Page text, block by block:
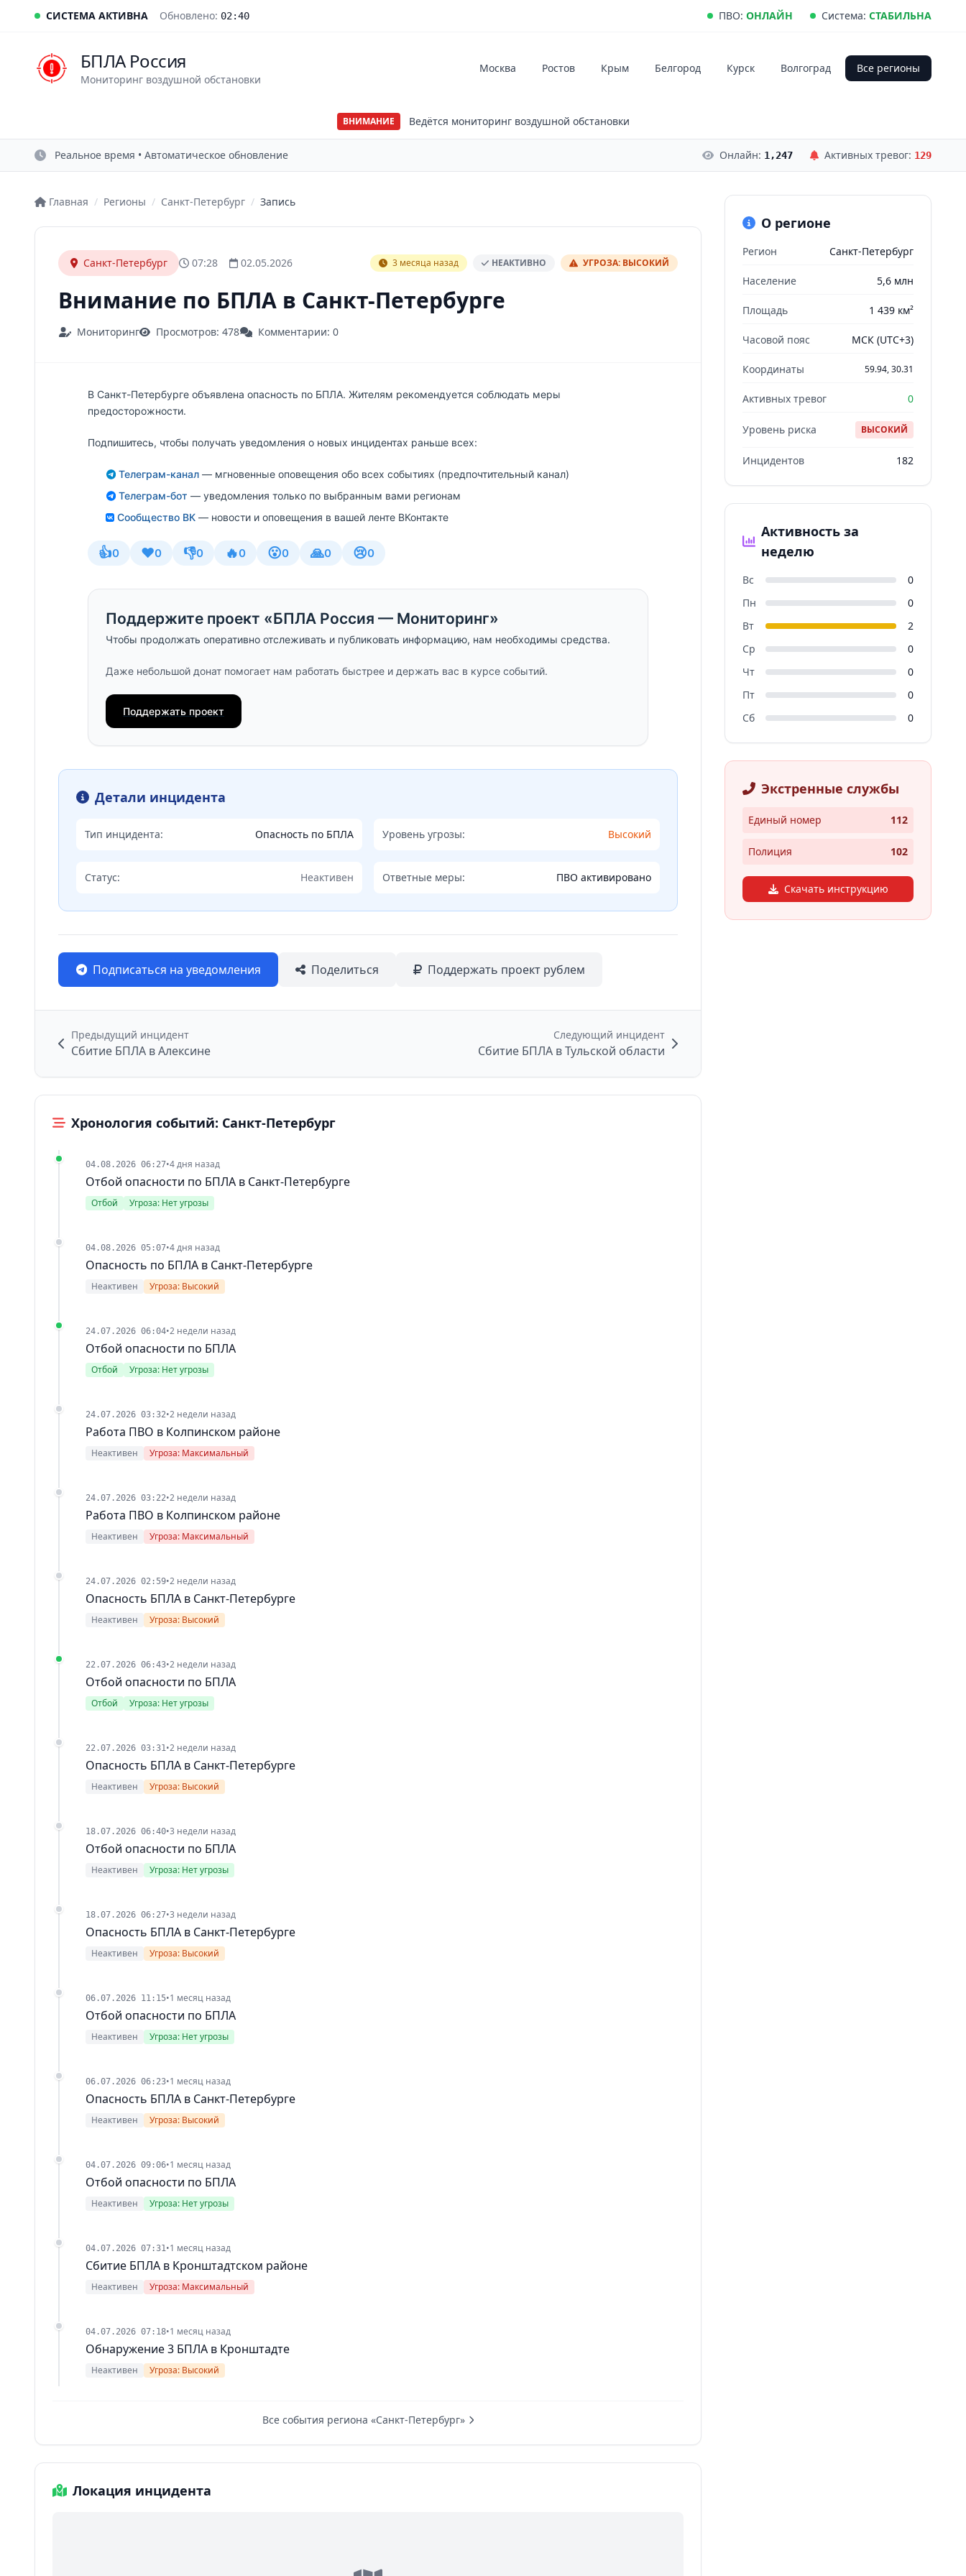
СИСТЕМА АКТИВНА Обновлено: 02:40 ПВО: ОНЛАЙН Система: СТАБИЛЬНА
БПЛА Россия
Мониторинг воздушной обстановки
Москва Ростов Крым Белгород Курск Волгоград Все регионы
ВНИМАНИЕ Ведётся мониторинг воздушной обстановки
Реальное время • Автоматическое обновление Онлайн: 1,247 Активных тревог: 129
Главная / Регионы / Санкт-Петербург / Запись
Санкт-Петербург 07:28 02.05.2026 3 месяца назад НЕАКТИВНО УГРОЗА: ВЫСОКИЙ
Внимание по БПЛА в Санкт-Петербурге
Мониторинг Просмотров: 478 Комментарии: 0
В Санкт-Петербурге объявлена опасность по БПЛА. Жителям рекомендуется соблюдать меры
предосторожности.
Подпишитесь, чтобы получать уведомления о новых инцидентах раньше всех:
Телеграм-канал— мгновенные оповещения обо всех событиях (предпочтительный канал)
Телеграм-бот — уведомления только по выбранным вами регионам
Сообщество ВК — новости и оповещения в вашей ленте ВКонтакте
👍0 ❤️0 👎0 🔥0 😮0 🙏0 😢0
Поддержите проект «БПЛА Россия — Мониторинг»
Чтобы продолжать оперативно отслеживать и публиковать информацию, нам необходимы средства.
Даже небольшой донат помогает нам работать быстрее и держать вас в курсе событий.
Поддержать проект
Детали инцидента
Тип инцидента: Опасность по БПЛА Уровень угрозы: Высокий
Статус: Неактивен Ответные меры: ПВО активировано
Подписаться на уведомления Поделиться Поддержать проект рублем
Предыдущий инцидент
Сбитие БПЛА в Алексине
Следующий инцидент
Сбитие БПЛА в Тульской области
Хронология событий: Санкт-Петербург
04.08.2026 06:27•4 дня назад
Отбой опасности по БПЛА в Санкт-Петербурге
Отбой Угроза: Нет угрозы
04.08.2026 05:07•4 дня назад
Опасность по БПЛА в Санкт-Петербурге
Неактивен Угроза: Высокий
24.07.2026 06:04•2 недели назад
Отбой опасности по БПЛА
Отбой Угроза: Нет угрозы
24.07.2026 03:32•2 недели назад
Работа ПВО в Колпинском районе
Неактивен Угроза: Максимальный
24.07.2026 03:22•2 недели назад
Работа ПВО в Колпинском районе
Неактивен Угроза: Максимальный
24.07.2026 02:59•2 недели назад
Опасность БПЛА в Санкт-Петербурге
Неактивен Угроза: Высокий
22.07.2026 06:43•2 недели назад
Отбой опасности по БПЛА
Отбой Угроза: Нет угрозы
22.07.2026 03:31 •2 недели назад
Опасность БПЛА в Санкт-Петербурге
Неактивен Угроза: Высокий
18.07.2026 06:40•3 недели назад
Отбой опасности по БПЛА
Неактивен Угроза: Нет угрозы
18.07.2026 06:27•3 недели назад
Опасность БПЛА в Санкт-Петербурге
Неактивен Угроза: Высокий
06.07.2026 11:15•1 месяц назад
Отбой опасности по БПЛА
Неактивен Угроза: Нет угрозы
06.07.2026 06:23•1 месяц назад
Опасность БПЛА в Санкт-Петербурге
Неактивен Угроза: Высокий
04.07.2026 09:06•1 месяц назад
Отбой опасности по БПЛА
Неактивен Угроза: Нет угрозы
04.07.2026 07:31 •1 месяц назад
Сбитие БПЛА в Кронштадтском районе
Неактивен Угроза: Максимальный
04.07.2026 07:18•1 месяц назад
Обнаружение 3 БПЛА в Кронштадте
Неактивен Угроза: Высокий
Все события региона «Санкт-Петербург»
Локация инцидента
О регионе
Регион Санкт-Петербург
Население 5,6 млн
Площадь 1 439 км²
Часовой пояс МСК (UTC+3)
Координаты 59.94, 30.31
Активных тревог 0
Уровень риска ВЫСОКИЙ
Инцидентов 182
Активность за
неделю
Вс
0
Пн
0
Вт
2
Ср
0
Чт
0
Пт
0
Сб
0
Экстренные службы
Единый номер 112
Полиция 102
Скачать инструкцию